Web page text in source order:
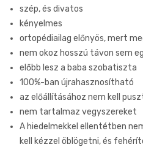
szép, és divatos
kényelmes
ortopédiailag előnyös, mert
nem okoz hosszú távon sem
előbb lesz a baba szobatiszta
100%-ban újrahasznosítható
az előállításához nem kell
nem tartalmaz vegyszereket
A hiedelmekkel ellentétben
kell kézzel öblögetni, és